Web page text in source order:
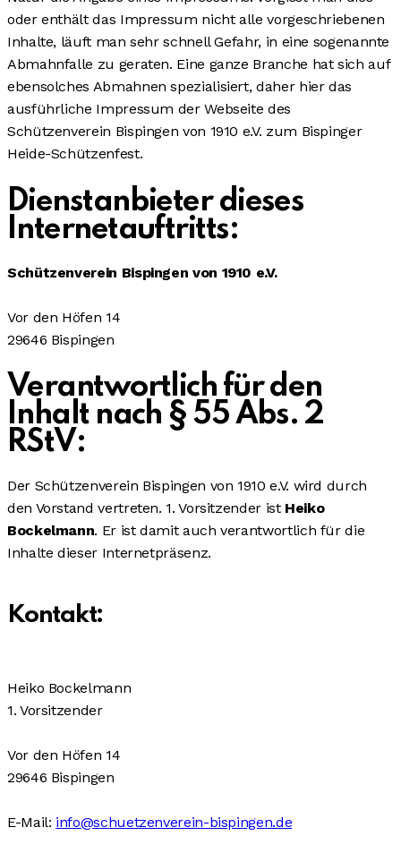
oder enthält das Impressum nicht alle vorgeschriebenen
Inhalte, läuft man sehr schnell Gefahr, in eine sogenannte
Abmahnfalle zu geraten. Eine ganze Branche hat sich auf
ebensolches Abmahnen spezialisiert, daher hier das
ausführliche Impressum der Webseite des
Schützenverein Bispingen von 1910 e.V. zum Bispinger
Heide-Schützenfest.
Dienstanbieter dieses
Internetauftritts:
Schützenverein Bispingen von 1910 e.V.
Vor den Höfen 14
29646 Bispingen
Verantwortlich für den
Inhalt nach § 55 Abs. 2
RStV:
Der Schützenverein Bispingen von 1910 e.V. wird durch
den Vorstand vertreten. 1. Vorsitzender ist Heiko
Bockelmann. Er ist damit auch verantwortlich für die
Inhalte dieser Internetpräsenz.
Kontakt:
Heiko Bockelmann
1. Vorsitzender
Vor den Höfen 14
29646 Bispingen
E-Mail: info@schuetzenverein-bispingen.de